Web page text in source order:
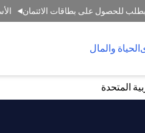
للحصول على بطاقات الائتمان
الحياة والمال
المتحدة